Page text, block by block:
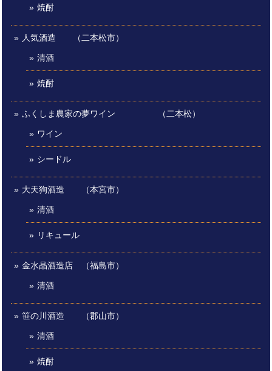
焼酎
人気酒造 （二本松市）
清酒
焼酎
ふくしま農家の夢ワイン （二本松）
ワイン
シードル
大天狗酒造 （本宮市）
清酒
リキュール
金水晶酒造店 （福島市）
清酒
笹の川酒造 （郡山市）
清酒
焼酎